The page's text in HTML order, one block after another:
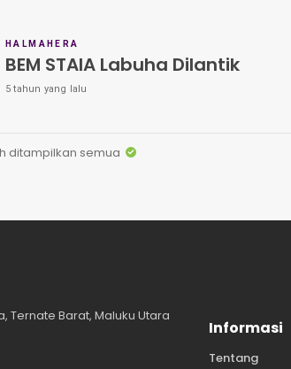
HALMAHERA
BEM STAIA Labuha Dilantik
5 tahun yang lalu
ditampilkan semua
Ternate Barat, Maluku Utara
Informasi
Tentang